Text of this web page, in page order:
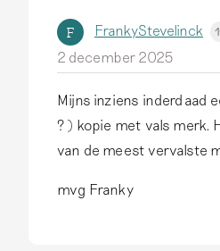
F FrankyStevelinck
2 december 2025
Mijns inziens inderdaad
? ) kopie met vals merk.
van de meest vervalste
mvg Franky